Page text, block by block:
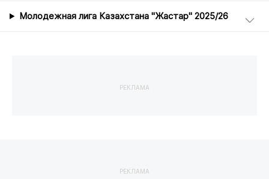
Молодежная лига Казахстана "Жастар" 2025/26
РЕКЛАМА
РЕКЛАМА